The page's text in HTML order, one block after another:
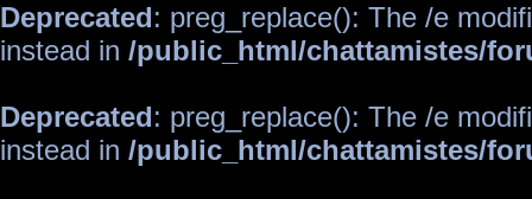
Deprecated: preg_replace(): The /e
instead in /public_html/chattamistes/
Deprecated: preg_replace(): The /e
instead in /public_html/chattamistes/